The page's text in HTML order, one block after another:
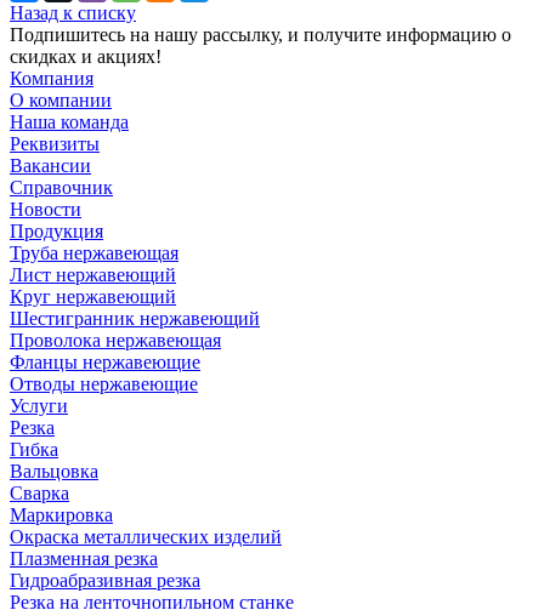
Назад к списку
Подпишитесь на нашу рассылку, и получите информацию о
скидках и акциях!
Компания
О компании
Наша команда
Реквизиты
Вакансии
Справочник
Новости
Продукция
Труба нержавеющая
Лист нержавеющий
Круг нержавеющий
Шестигранник нержавеющий
Проволока нержавеющая
Фланцы нержавеющие
Отводы нержавеющие
Услуги
Резка
Гибка
Вальцовка
Сварка
Маркировка
Окраска металлических изделий
Плазменная резка
Гидроабразивная резка
Резка на ленточнопильном станке